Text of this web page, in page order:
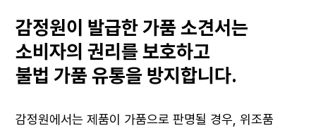
감정원이 발급한 가품 소견서는
소비자의 권리를 보호하고
불법 가품 유통을 방지합니다.
감정원에서는 제품이 가품으로 판명될 경우, 위조품